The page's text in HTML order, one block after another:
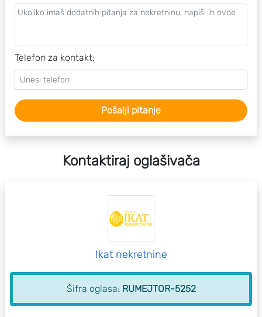
Telefon za kontakt:
Pošalji pitanje
Kontaktiraj oglašivača
Ikat nekretnine
Šifra oglasa: RUMEJTOR-5252